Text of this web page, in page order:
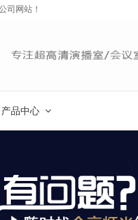
司网站！
产品中心